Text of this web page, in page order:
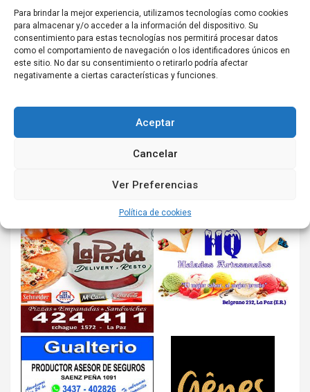
Para brindar la mejor experiencia, utilizamos tecnologías como cookies
para almacenar y/o acceder a la información del dispositivo. Su
consentimiento para estas tecnologías nos permitirá procesar datos
como el comportamiento de navegación o los identificadores únicos en
este sitio. No dar su consentimiento o retirarlo podría afectar
negativamente a ciertas características y funciones.
Aceptar
Cancelar
Ver Preferencias
Política de cookies